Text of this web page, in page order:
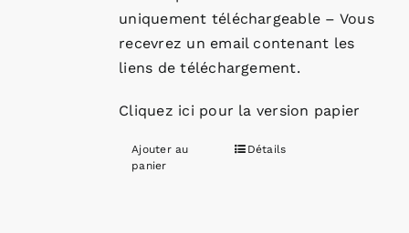
uniquement téléchargeable – Vous
recevrez un email contenant les
liens de téléchargement.
Cliquez ici pour la version papier
Ajouter au
panier
Détails